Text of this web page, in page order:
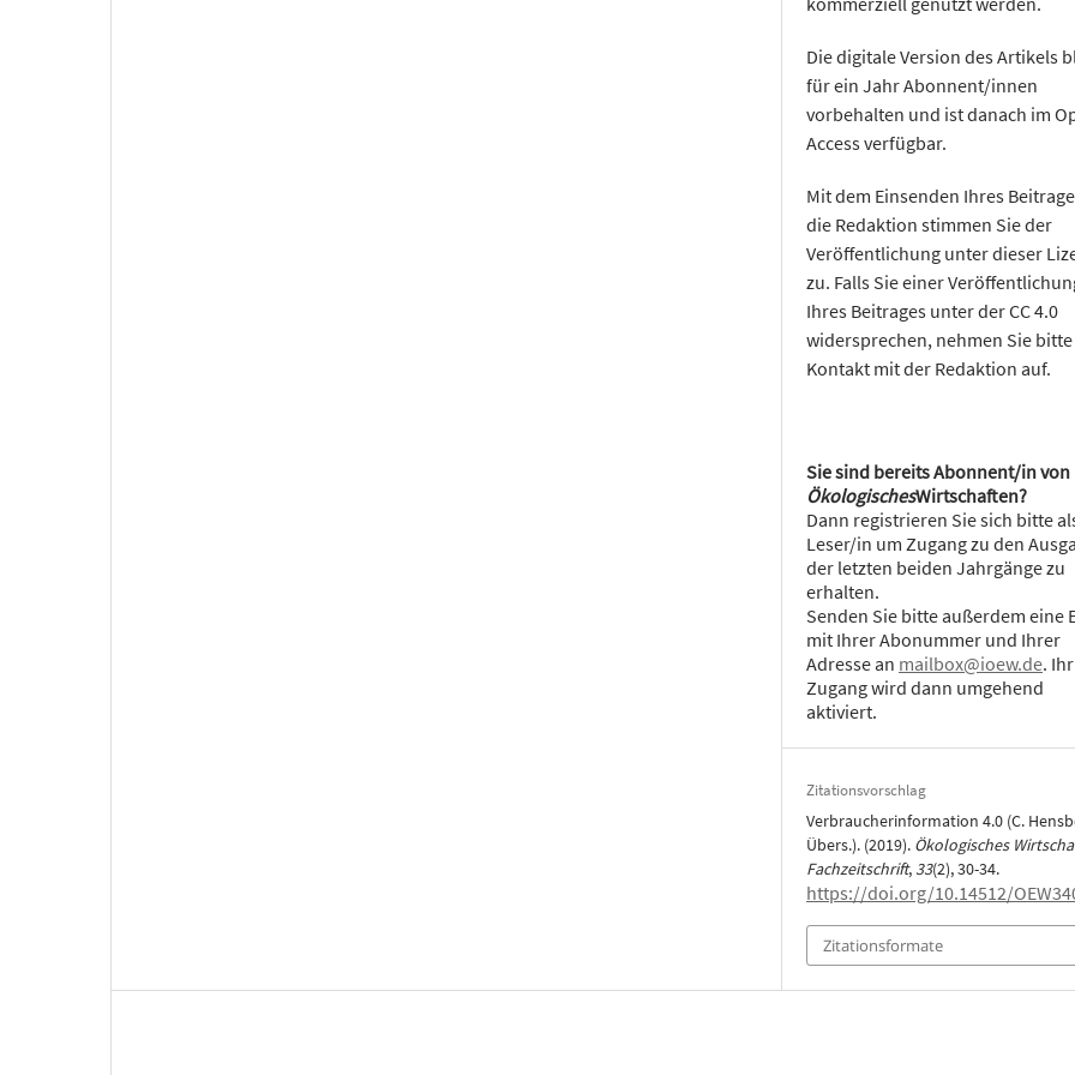
Die digitale Version des Artikels
für ein Jahr Abonnent/innen
vorbehalten und ist danach im
Access verfügbar.
Mit dem Einsenden Ihres
die Redaktion stimmen Sie der
Veröffentlichung unter dieser
zu. Falls Sie einer
Ihres Beitrages unter der CC 4.0
widersprechen, nehmen Sie bitte
Kontakt mit der Redaktion auf.
Sie sind bereits Abonnent/in von
ÖkologischesWirtschaften?
Dann registrieren Sie sich bitte
Leser/in um Zugang zu den
der letzten beiden Jahrgänge zu
erhalten.
Senden Sie bitte außerdem eine
mit Ihrer Abonummer und Ihrer
Adresse an mailbox@ioew.de. Ihr
Zugang wird dann umgehend
aktiviert.
Zitationsvorschlag
Verbraucherinformation 4.0 (C.
Übers.). (2019). Ökologisches
Fachzeitschrift, 33(2), 30-34.
https://doi.org/10.14512/
Zitationsformate